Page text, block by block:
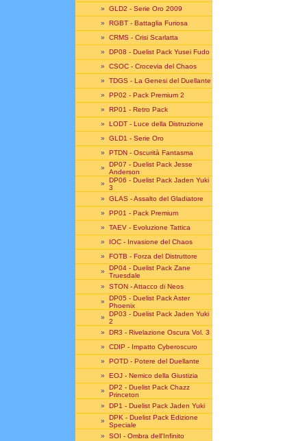
» GLD2 - Serie Oro 2009
» RGBT - Battaglia Furiosa
» CRMS - Crisi Scarlatta
» DP08 - Duelist Pack Yusei Fudo
» CSOC - Crocevia del Chaos
» TDGS - La Genesi del Duellante
» PP02 - Pack Premium 2
» RP01 - Retro Pack
» LODT - Luce della Distruzione
» GLD1 - Serie Oro
» PTDN - Oscurità Fantasma
» DP07 - Duelist Pack Jesse
Anderson
» DP06 - Duelist Pack Jaden Yuki
3
» GLAS - Assalto del Gladiatore
» PP01 - Pack Premium
» TAEV - Evoluzione Tattica
» IOC - Invasione del Chaos
» FOTB - Forza del Distruttore
» DP04 - Duelist Pack Zane
Truesdale
» STON - Attacco di Neos
» DP05 - Duelist Pack Aster
Phoenix
» DP03 - Duelist Pack Jaden Yuki
2
» DR3 - Rivelazione Oscura Vol. 3
» CDIP - Impatto Cyberoscuro
» POTD - Potere del Duellante
» EOJ - Nemico della Giustizia
» DP2 - Duelist Pack Chazz
Princeton
» DP1 - Duelist Pack Jaden Yuki
» DPK - Duelist Pack Edizione
Speciale
» SOI - Ombra dell'Infinito